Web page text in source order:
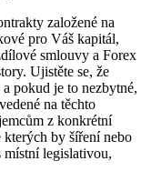
založené na
pro Váš kapitál,
smlouvy a Forex
Ujistěte se, že
pokud je to nezbytné,
na těchto
z konkrétní
kterých by šíření nebo
legislativou,